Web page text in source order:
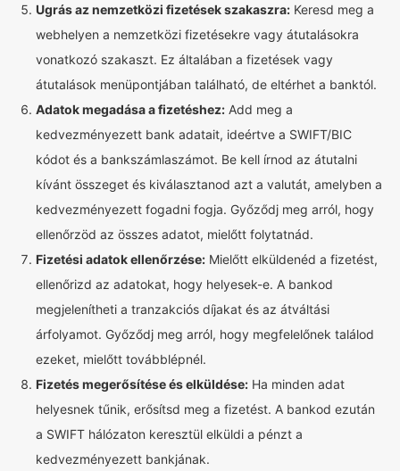
Ugrás az nemzetközi fizetések szakaszra: Keresd meg a
webhelyen a nemzetközi fizetésekre vagy átutalásokra
vonatkozó szakaszt. Ez általában a fizetések vagy
átutalások menüpontjában található, de eltérhet a banktól.
Adatok megadása a fizetéshez: Add meg a
kedvezményezett bank adatait, ideértve a SWIFT/BIC
kódot és a bankszámlaszámot. Be kell írnod az átutalni
kívánt összeget és kiválasztanod azt a valutát, amelyben a
kedvezményezett fogadni fogja. Győződj meg arról, hogy
ellenőrzöd az összes adatot, mielőtt folytatnád.
Fizetési adatok ellenőrzése: Mielőtt elküldenéd a fizetést,
ellenőrizd az adatokat, hogy helyesek-e. A bankod
megjelenítheti a tranzakciós díjakat és az átváltási
árfolyamot. Győződj meg arról, hogy megfelelőnek találod
ezeket, mielőtt továbblépnél.
Fizetés megerősítése és elküldése: Ha minden adat
helyesnek tűnik, erősítsd meg a fizetést. A bankod ezután
a SWIFT hálózaton keresztül elküldi a pénzt a
kedvezményezett bankjának.